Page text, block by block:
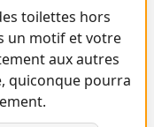
toilettes hors
un motif et votre
aux autres
quiconque pourra